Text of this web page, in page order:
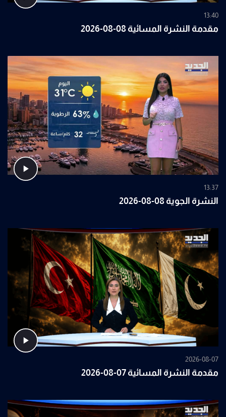
13:40
مقدمة النشرة المسائية 08-08-2026
13:37
النشرة الجوية 08-08-2026
2026-08-07
مقدمة النشرة المسائية 07-08-2026